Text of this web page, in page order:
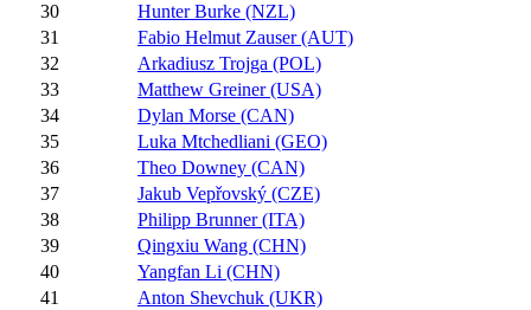
30
Hunter Burke (NZL)
31
Fabio Helmut Zauser (AUT)
32
Arkadiusz Trojga (POL)
33
Matthew Greiner (USA)
34
Dylan Morse (CAN)
35
Luka Mtchedliani (GEO)
36
Theo Downey (CAN)
37
Jakub Vepřovský (CZE)
38
Philipp Brunner (ITA)
39
Qingxiu Wang (CHN)
40
Yangfan Li (CHN)
41
Anton Shevchuk (UKR)